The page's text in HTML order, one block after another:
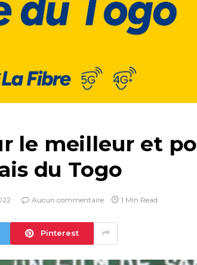
le meilleur et
du Togo
Aucun commentaire 1 Min Read
Pinterest